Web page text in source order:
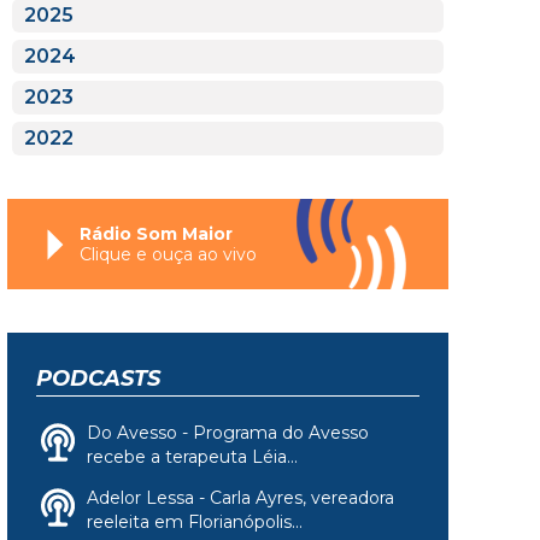
2025
2024
2023
2022
Rádio Som Maior
Clique e ouça ao vivo
PODCASTS
Do Avesso - Programa do Avesso
recebe a terapeuta Léia...
Adelor Lessa - Carla Ayres, vereadora
reeleita em Florianópolis...